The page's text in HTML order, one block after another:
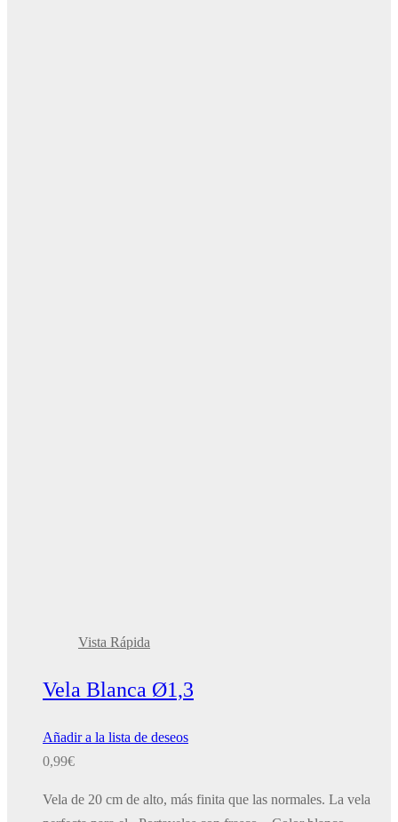
Vista Rápida
Vela Blanca Ø1,3
Añadir a la lista de deseos
0,99€
Vela de 20 cm de alto, más finita que las normales. La vela